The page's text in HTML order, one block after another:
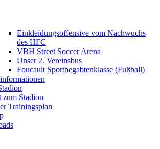
Einkleidungsoffensive vom Nachwuchs
des HFC
VBH Street Soccer Arena
Unser 2. Vereinsbus
Foucault Sportbegabtenklasse (Fußball)
zum Stadion
Trainingsplan